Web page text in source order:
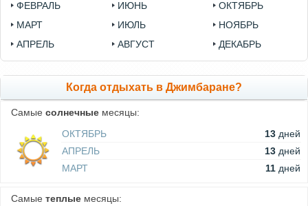
ФЕВРАЛЬ
МАРТ
АПРЕЛЬ
ИЮНЬ
ИЮЛЬ
АВГУСТ
ОКТЯБРЬ
НОЯБРЬ
ДЕКАБРЬ
Когда отдыхать в Джимбаране?
Самые солнечные месяцы:
ОКТЯБРЬ
13 дней
АПРЕЛЬ
13 дней
МАРТ
11 дней
Самые теплые месяцы: